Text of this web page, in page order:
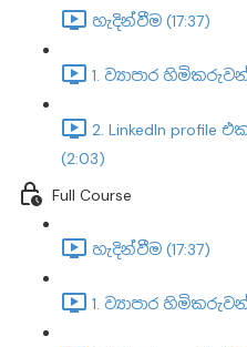
හැදින්වීම (17:37)
1. ව්‍යාපාර
2. LinkedIn profile
(2:03)
Full Course
හැදින්වීම (17:37)
1. ව්‍යාපාර